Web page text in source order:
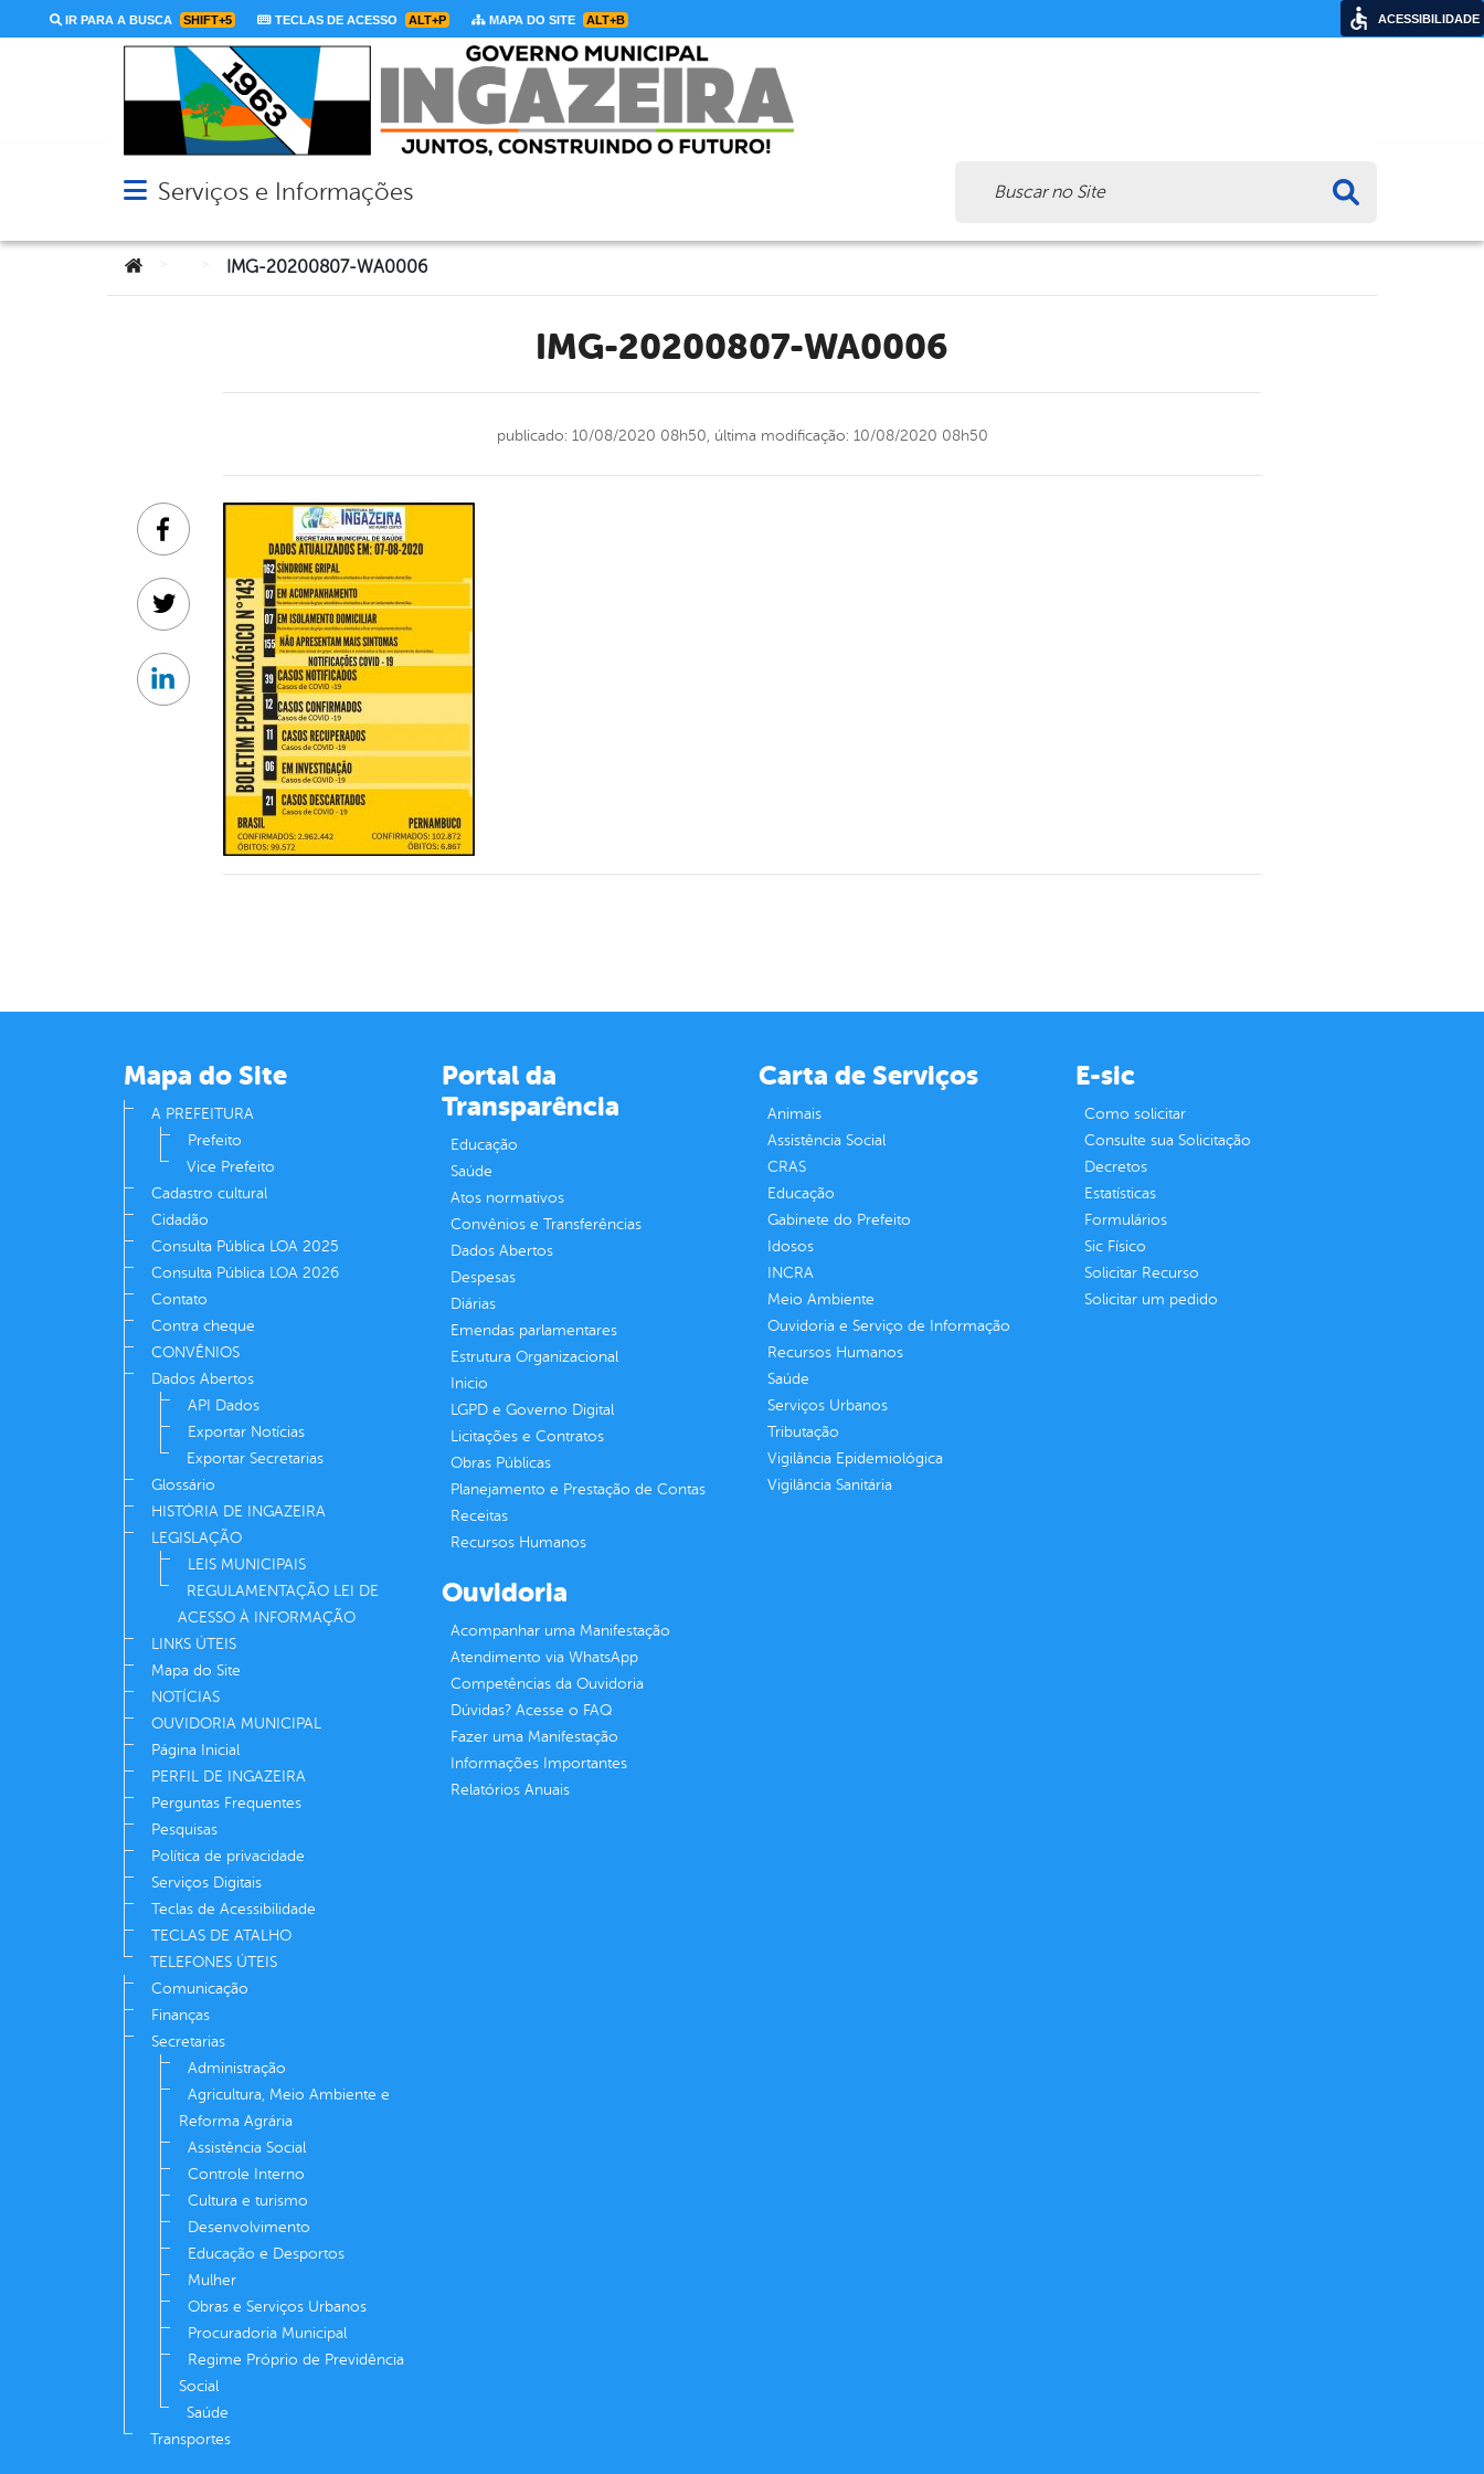
IR PARA A BUSCA SHIFT+5 TECLAS DE ACESSO ALT+P MAPA DO SITE ALT+B
Abrir menu principal de navegação
Serviços e Informações
Você está aqui:IMG-20200807-WA0006
IMG-20200807-WA0006
publicado: 10/08/2020 08h50, última modificação: 10/08/2020 08h50
Facebook
Twitter
Linkedin
Mapa do Site
A PREFEITURA
Prefeito
Vice Prefeito
Cadastro cultural
Cidadão
Consulta Pública LOA 2025
Consulta Pública LOA 2026
Contato
Contra cheque
CONVÊNIOS
Dados Abertos
API Dados
Exportar Notícias
Exportar Secretarias
Glossário
HISTÓRIA DE INGAZEIRA
LEGISLAÇÃO
LEIS MUNICIPAIS
REGULAMENTAÇÃO LEI DE
ACESSO À INFORMAÇÃO
LINKS ÚTEIS
Mapa do Site
NOTÍCIAS
OUVIDORIA MUNICIPAL
Página Inicial
PERFIL DE INGAZEIRA
Perguntas Frequentes
Pesquisas
Política de privacidade
Serviços Digitais
Teclas de Acessibilidade
TECLAS DE ATALHO
TELEFONES ÚTEIS
Comunicação
Finanças
Secretarias
Administração
Agricultura, Meio Ambiente e
Reforma Agrária
Assistência Social
Controle Interno
Cultura e turismo
Desenvolvimento
Educação e Desportos
Mulher
Obras e Serviços Urbanos
Procuradoria Municipal
Regime Próprio de Previdência
Social
Saúde
Transportes
Portal da
Transparência
Educação
Saúde
Atos normativos
Convênios e Transferências
Dados Abertos
Despesas
Diárias
Emendas parlamentares
Estrutura Organizacional
Inicio
LGPD e Governo Digital
Licitações e Contratos
Obras Públicas
Planejamento e Prestação de Contas
Receitas
Recursos Humanos
Carta de Serviços
Animais
Assistência Social
CRAS
Educação
Gabinete do Prefeito
Idosos
INCRA
Meio Ambiente
Ouvidoria e Serviço de Informação
Recursos Humanos
Saúde
Serviços Urbanos
Tributação
Vigilância Epidemiológica
Vigilância Sanitária
E-sic
Como solicitar
Consulte sua Solicitação
Decretos
Estatísticas
Formulários
Sic Físico
Solicitar Recurso
Solicitar um pedido
Ouvidoria
Acompanhar uma Manifestação
Atendimento via WhatsApp
Competências da Ouvidoria
Dúvidas? Acesse o FAQ
Fazer uma Manifestação
Informações Importantes
Relatórios Anuais
ACESSIBILIDADE